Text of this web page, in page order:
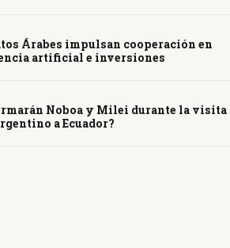
Árabes impulsan cooperación en
artificial e inversiones
Noboa y Milei durante la visita
a Ecuador?